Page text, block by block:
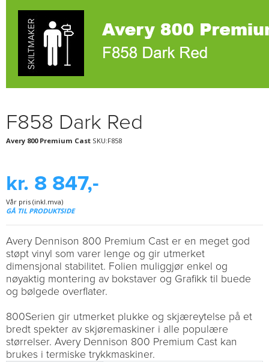
F858 Dark Red
Avery 800 Premium Cast SKU:F858
kr. 8 847,-
Vår pris (inkl.mva)
GÅ TIL PRODUKTSIDE
Avery Dennison 800 Premium Cast er en meget god
støpt vinyl som varer lenge og gir utmerket
dimensjonal stabilitet. Folien muliggjør enkel og
nøyaktig montering av bokstaver og Grafikk til buede
og bølgede overflater.
800Serien gir utmerket plukke og skjæreytelse på et
bredt spekter av skjøremaskiner i alle populære
størrelser. Avery Dennison 800 Premium Cast kan
brukes i termiske trykkmaskiner.